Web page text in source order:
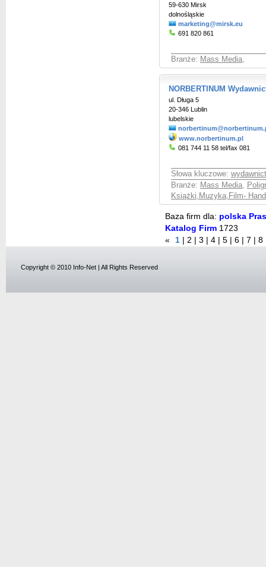
59-630 Mirsk
dolnośląskie
marketing@mirsk.eu
691 820 861
Branże: Mass Media,
NORBERTINUM
ul. Długa 5
20-346 Lublin
lubelskie
www.norbertinum.pl
081 744 11 58 tel/fax 081
Słowa kluczowe:
Branże: Mass Media,
Książki,Muzyka,Film-
Baza firm dla: polska
Katalog Firm 1723
«
1 2 3 4 5 6 7 8
Copyright © 2010 Info-Net | All Rights Reserved